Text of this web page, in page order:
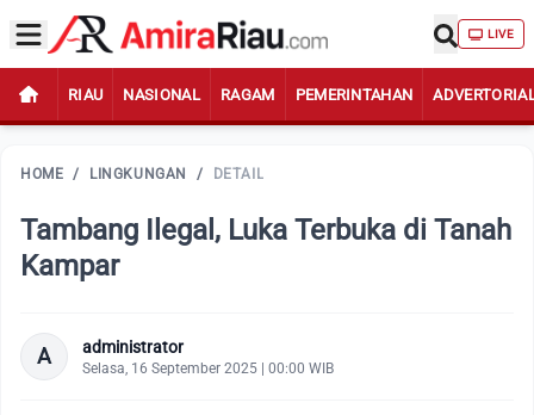
LIVE
RIAU NASIONAL RAGAM PEMERINTAHAN
HOME / LINGKUNGAN / DETAIL
Tambang Ilegal, Luka Terbuka di Tanah
Kampar
A administrator
Selasa, 16 September 2025 | 00:00 WIB